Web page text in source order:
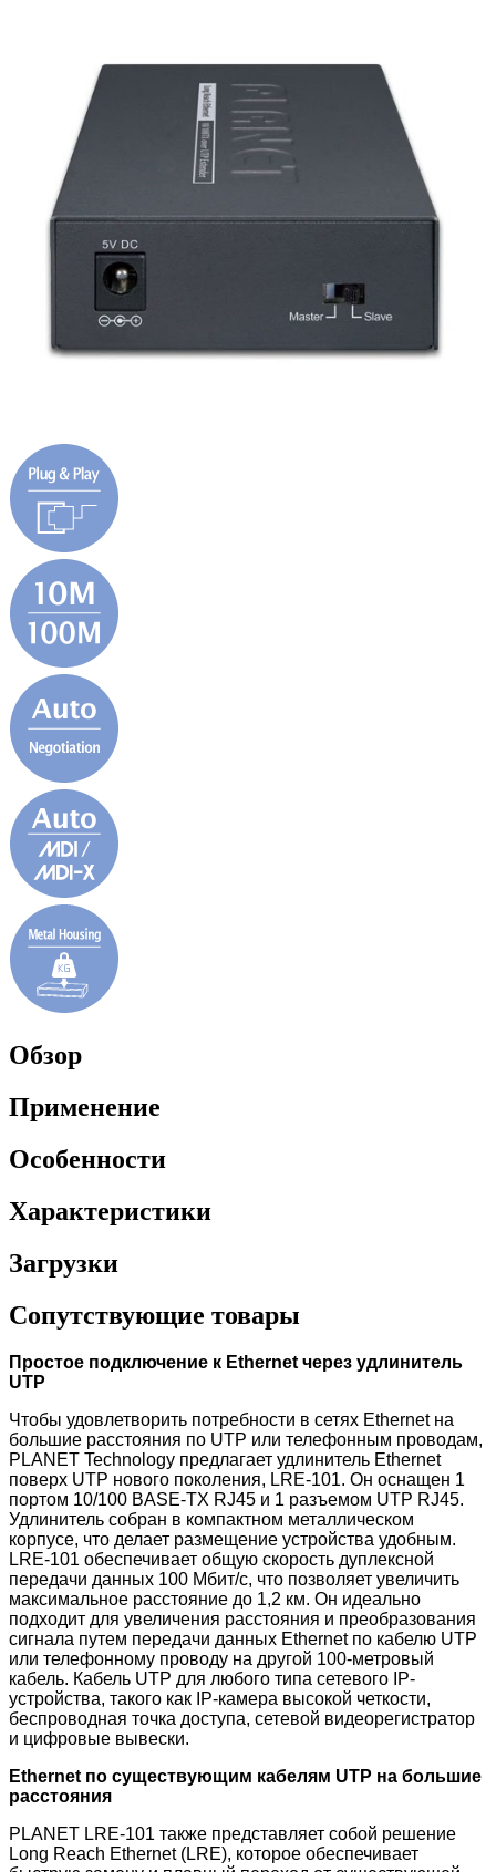
Обзор
Применение
Особенности
Характеристики
Загрузки
Сопутствующие товары
Простое подключение к Ethernet через удлинитель
UTP
Чтобы удовлетворить потребности в сетях Ethernet на
большие расстояния по UTP или телефонным проводам,
PLANET Technology предлагает удлинитель Ethernet
поверх UTP нового поколения, LRE-101. Он оснащен 1
портом 10/100 BASE-TX RJ45 и 1 разъемом UTP RJ45.
Удлинитель собран в компактном металлическом
корпусе, что делает размещение устройства удобным.
LRE-101 обеспечивает общую скорость дуплексной
передачи данных 100 Мбит/с, что позволяет увеличить
максимальное расстояние до 1,2 км. Он идеально
подходит для увеличения расстояния и преобразования
сигнала путем передачи данных Ethernet по кабелю UTP
или телефонному проводу на другой 100-метровый
кабель. Кабель UTP для любого типа сетевого IP-
устройства, такого как IP-камера высокой четкости,
беспроводная точка доступа, сетевой видеорегистратор
и цифровые вывески.
Ethernet по существующим кабелям UTP на большие
расстояния
PLANET LRE-101 также представляет собой решение
Long Reach Ethernet (LRE), которое обеспечивает